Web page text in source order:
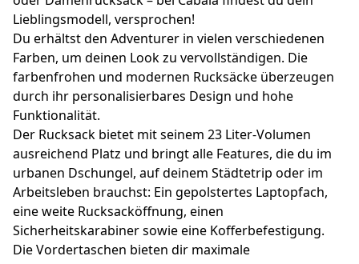
Lieblingsmodell, versprochen!
Du erhältst den Adventurer in vielen verschiedenen
Farben, um deinen Look zu vervollständigen. Die
farbenfrohen und modernen Rucksäcke überzeugen
durch ihr personalisierbares Design und hohe
Funktionalität.
Der Rucksack bietet mit seinem 23 Liter-Volumen
ausreichend Platz und bringt alle Features, die du im
urbanen Dschungel, auf deinem Städtetrip oder im
Arbeitsleben brauchst: Ein gepolstertes Laptopfach,
eine weite Rucksacköffnung, einen
Sicherheitskarabiner sowie eine Kofferbefestigung.
Die Vordertaschen bieten dir maximale